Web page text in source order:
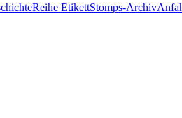
Reihe EtikettStomps-Archiv